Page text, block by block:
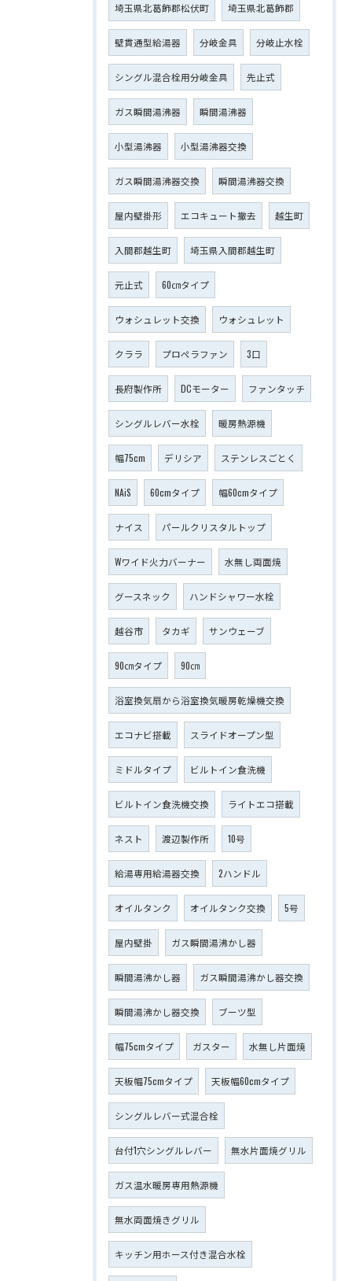
埼玉県北葛飾郡松伏町 埼玉県北葛飾郡
壁貫通型給湯器 分岐金具 分岐止水栓
シングル混合栓用分岐金具 先止式
ガス瞬間湯沸器 瞬間湯沸器
小型湯沸器 小型湯沸器交換
ガス瞬間湯沸器交換 瞬間湯沸器交換
屋内壁掛形 エコキュート撤去 越生町
入間郡越生町 埼玉県入間郡越生町
元止式 60㎝タイプ
ウォシュレット交換 ウォシュレット
クララ プロペラファン 3口
長府製作所 DCモーター ファンタッチ
シングルレバー水栓 暖房熱源機
幅75cm デリシア ステンレスごとく
NAiS 60cmタイプ 幅60cmタイプ
ナイス パールクリスタルトップ
Wワイド火力バーナー 水無し両面焼
グースネック ハンドシャワー水栓
越谷市 タカギ サンウェーブ
90㎝タイプ 90㎝
浴室換気扇から浴室換気暖房乾燥機交換
エコナビ搭載 スライドオープン型
ミドルタイプ ビルトイン食洗機
ビルトイン食洗機交換 ライトエコ搭載
ネスト 渡辺製作所 10号
給湯専用給湯器交換 2ハンドル
オイルタンク オイルタンク交換 5号
屋内壁掛 ガス瞬間湯沸かし器
瞬間湯沸かし器 ガス瞬間湯沸かし器交換
瞬間湯沸かし器交換 ブーツ型
幅75cmタイプ ガスター 水無し片面焼
天板幅75cmタイプ 天板幅60cmタイプ
シングルレバー式混合栓
台付1穴シングルレバー 無水片面焼グリル
ガス温水暖房専用熱源機
無水両面焼きグリル
キッチン用ホース付き混合水栓